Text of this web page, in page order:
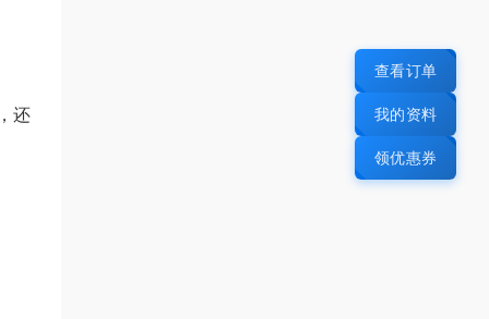
还
查看订单
我的资料
领优惠券